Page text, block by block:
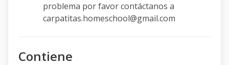
problema por favor contáctanos a
carpatitas.homeschool@gmail.com
Contiene